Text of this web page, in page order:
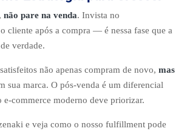
não pare na venda. Invista no
cliente após a compra — é nessa fase que a
verdade.
não apenas compram de novo, mas
sua marca. O pós-venda é um diferencial
commerce moderno deve priorizar.
e veja como o nosso fulfillment pode